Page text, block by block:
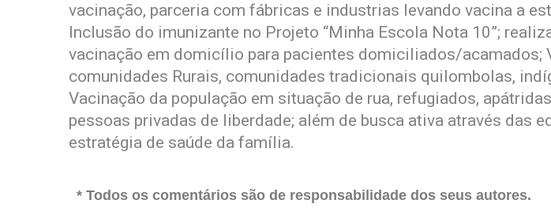
vacinação, parceria com fábricas e industrias levando vacina a
Inclusão do imunizante no Projeto “Minha Escola Nota 10”;
vacinação em domicílio para pacientes domiciliados/acamados;
comunidades Rurais, comunidades tradicionais quilombolas,
Vacinação da população em situação de rua, refugiados,
pessoas privadas de liberdade; além de busca ativa através das
estratégia de saúde da família.
* Todos os comentários são de responsabilidade dos seus autores.